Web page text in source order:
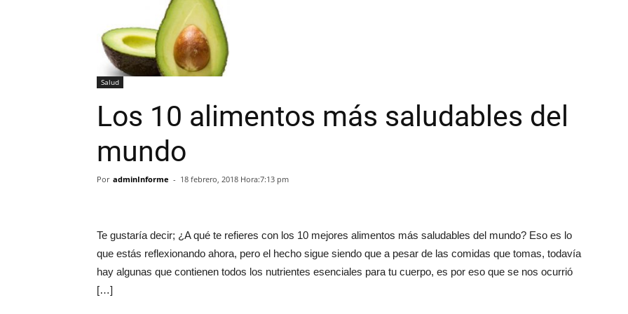
Salud
Los 10 alimentos más saludables del
mundo
Por adminInforme - 18 febrero, 2018 Hora:7:13 pm
Te gustaría decir; ¿A qué te refieres con los 10 mejores alimentos más saludables del mundo? Eso es lo
que estás reflexionando ahora, pero el hecho sigue siendo que a pesar de las comidas que tomas, todavía
hay algunas que contienen todos los nutrientes esenciales para tu cuerpo, es por eso que se nos ocurrió
[…]